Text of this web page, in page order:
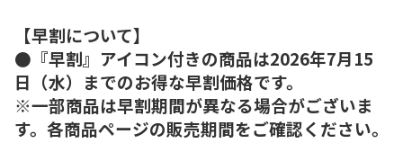
【早割について】
●『早割』アイコン付きの商品は2026年7月15
日（水）までのお得な早割価格です。
※一部商品は早割期間が異なる場合がございま
す。各商品ページの販売期間をご確認ください。